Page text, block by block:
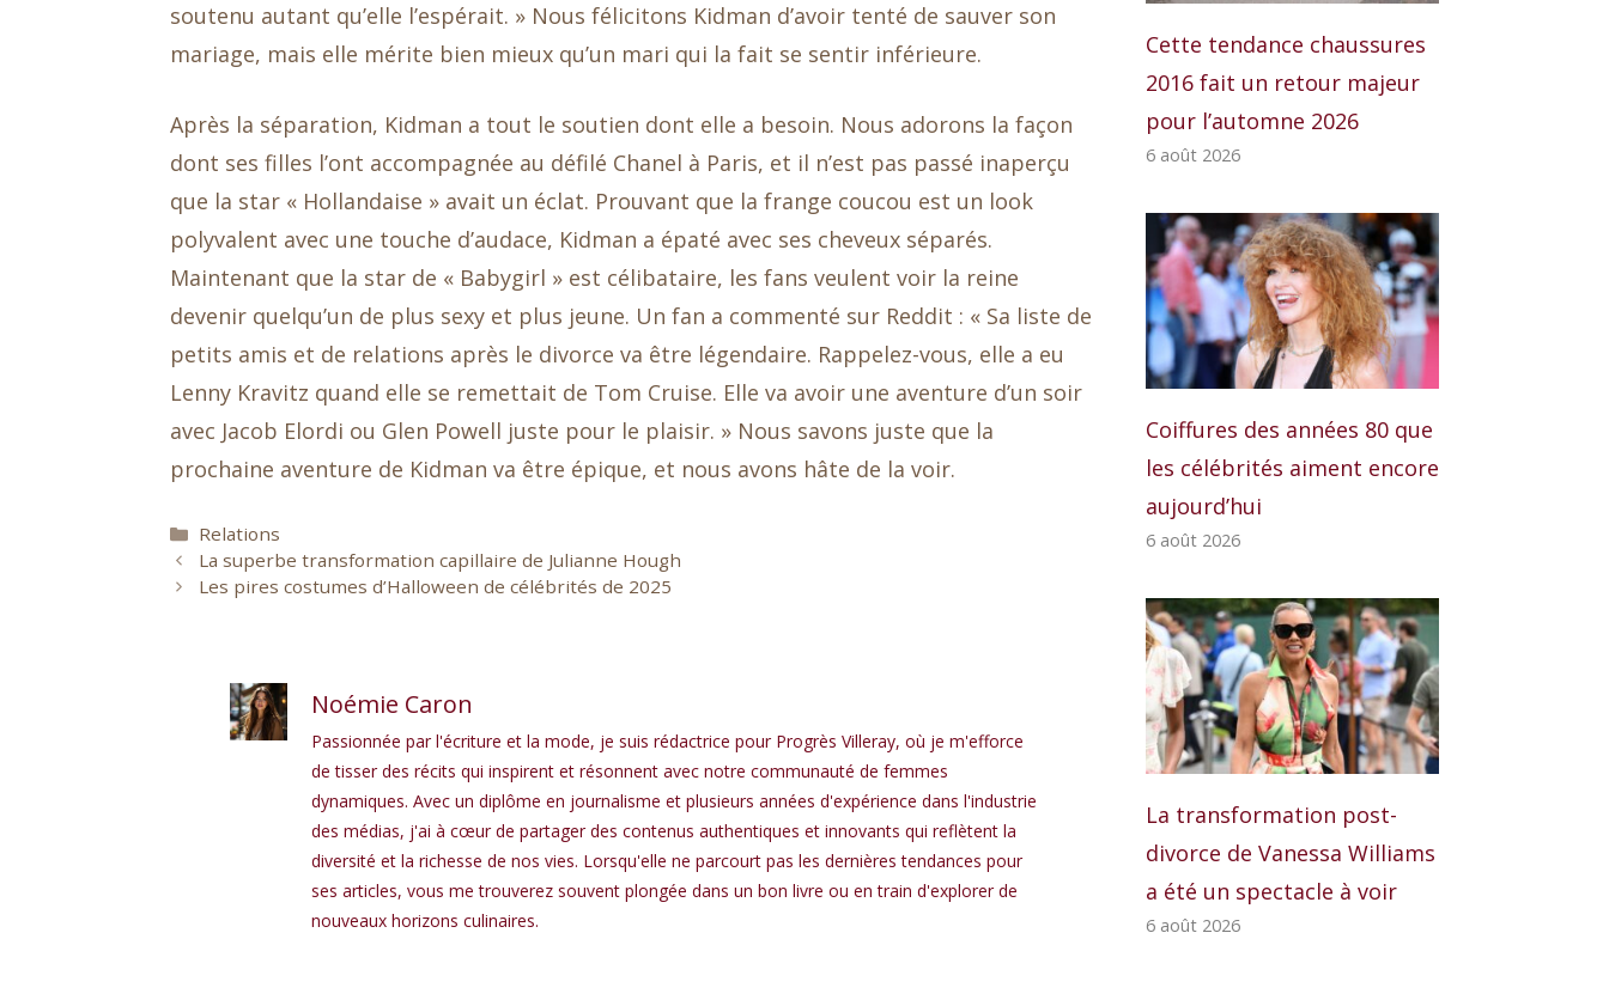
soutenu autant qu’elle l’espérait. » Nous félicitons Kidman d’avoir tenté de sauver son
mariage, mais elle mérite bien mieux qu’un mari qui la fait se sentir inférieure.
Après la séparation, Kidman a tout le soutien dont elle a besoin. Nous adorons la façon
dont ses filles l’ont accompagnée au défilé Chanel à Paris, et il n’est pas passé inaperçu
que la star « Hollandaise » avait un éclat. Prouvant que la frange coucou est un look
polyvalent avec une touche d’audace, Kidman a épaté avec ses cheveux séparés.
Maintenant que la star de « Babygirl » est célibataire, les fans veulent voir la reine
devenir quelqu’un de plus sexy et plus jeune. Un fan a commenté sur Reddit : « Sa liste de
petits amis et de relations après le divorce va être légendaire. Rappelez-vous, elle a eu
Lenny Kravitz quand elle se remettait de Tom Cruise. Elle va avoir une aventure d’un soir
avec Jacob Elordi ou Glen Powell juste pour le plaisir. » Nous savons juste que la
prochaine aventure de Kidman va être épique, et nous avons hâte de la voir.
Catégories
Relations
La superbe transformation capillaire de Julianne Hough
Les pires costumes d’Halloween de célébrités de 2025
Noémie Caron
Passionnée par l'écriture et la mode, je suis rédactrice pour Progrès Villeray, où je m'efforce
de tisser des récits qui inspirent et résonnent avec notre communauté de femmes
dynamiques. Avec un diplôme en journalisme et plusieurs années d'expérience dans l'industrie
des médias, j'ai à cœur de partager des contenus authentiques et innovants qui reflètent la
diversité et la richesse de nos vies. Lorsqu'elle ne parcourt pas les dernières tendances pour
ses articles, vous me trouverez souvent plongée dans un bon livre ou en train d'explorer de
nouveaux horizons culinaires.
Cette tendance chaussures
2016 fait un retour majeur
pour l’automne 2026
6 août 2026
Coiffures des années 80 que
les célébrités aiment encore
aujourd’hui
6 août 2026
La transformation post-
divorce de Vanessa Williams
a été un spectacle à voir
6 août 2026